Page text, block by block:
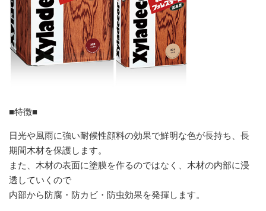
■特徴■
日光や風雨に強い耐候性顔料の効果で鮮明な色が長持ち、長
期間木材を保護します。
また、木材の表面に塗膜を作るのではなく、木材の内部に浸
透していくので
内部から防腐・防カビ・防虫効果を発揮します。